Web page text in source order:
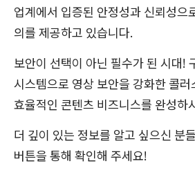
업계에서 입증된 안정성과 신뢰성으
의를 제공하고 있습니다.
보안이 선택이 아닌 필수가 된 시대!
시스템으로 영상 보안을 강화한 콜
효율적인 콘텐츠 비즈니스를 완성하
더 깊이 있는 정보를 알고 싶으신 분
버튼을 통해 확인해 주세요!